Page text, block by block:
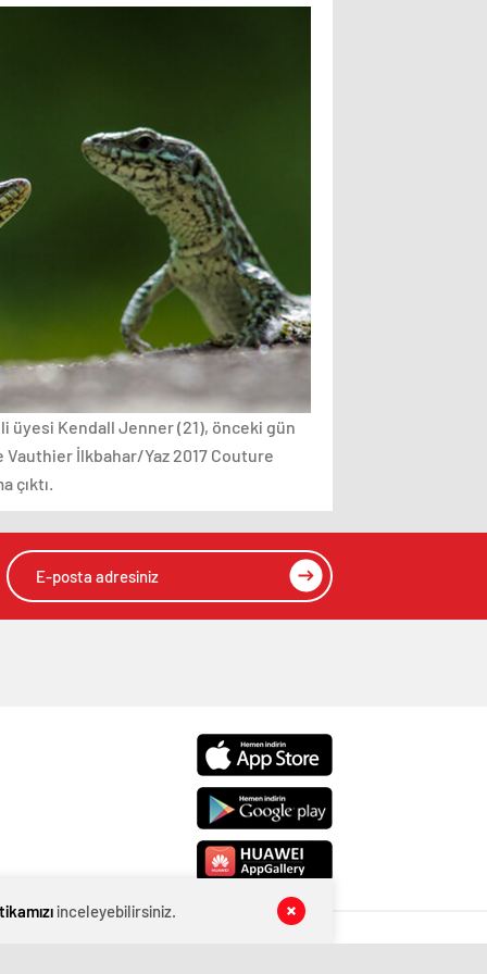
üyesi Kendall Jenner (21), önceki gün
Vauthier İlkbahar/Yaz 2017 Couture
çıktı.
inceleyebilirsiniz.